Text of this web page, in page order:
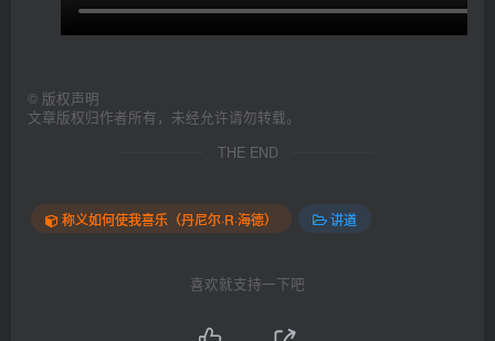
© 版权声明
文章版权归作者所有，未经允许请勿转载。
THE END
称义如何使我喜乐（丹尼尔·R·海德） 讲道
喜欢就支持一下吧